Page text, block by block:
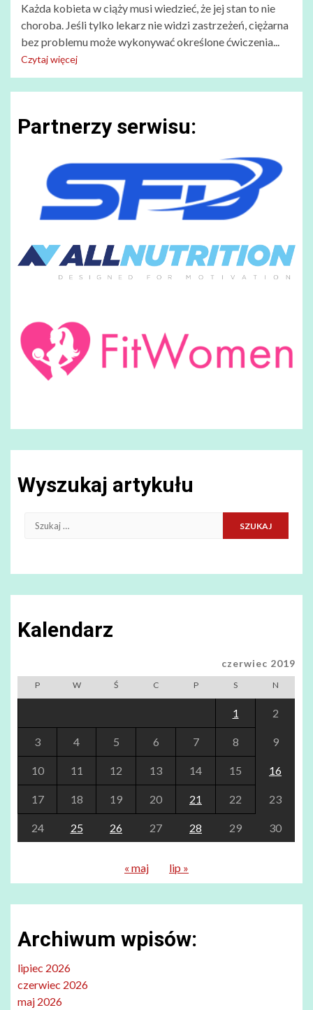
Każda kobieta w ciąży musi wiedzieć, że jej stan to nie
choroba. Jeśli tylko lekarz nie widzi zastrzeżeń, ciężarna
bez problemu może wykonywać określone ćwiczenia...
Czytaj więcej
Partnerzy serwisu:
Wyszukaj artykułu
Szukaj:
Kalendarz
czerwiec 2019
P W Ś C P S N
1 2
3 4 5 6 7 8 9
10 11 12 13 14 15 16
17 18 19 20 21 22 23
24 25 26 27 28 29 30
« maj lip »
Archiwum wpisów:
lipiec 2026
czerwiec 2026
maj 2026